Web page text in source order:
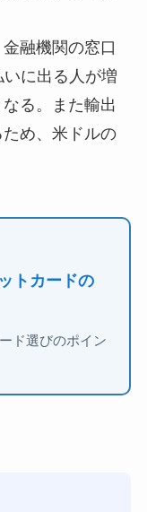
融機関の窓口
に出る人が増
る。また輸出
め、米ドルの
トカードの
ド選びのポイン